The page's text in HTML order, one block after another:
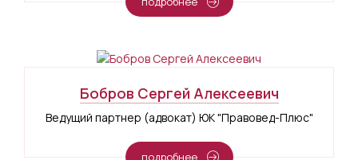
Бобров Сергей Алексеевич
Ведущий партнер (адвокат) ЮК "Правовед-Плюс"
подробнее